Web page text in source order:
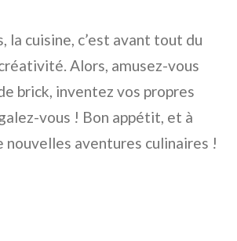
la cuisine, c’est avant tout du
Alors, amusez-vous
brick, inventez vos propres
vous ! Bon appétit, et à
nouvelles aventures culinaires !